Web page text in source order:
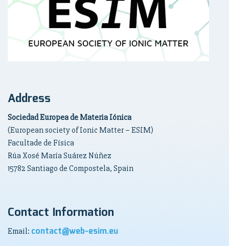
Address
Sociedad Europea de Materia Iónica
(European society of Ionic Matter – ESIM)
Facultade de Física
Rúa Xosé María Suárez Núñez
15782 Santiago de Compostela, Spain
Contact Information
Email: contact@web-esim.eu